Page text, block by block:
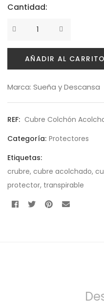
Cantidad:
Cantidad
AÑADIR AL CARRITO
Marca: Sueña y Descansa
REF: Cubre Colchón
Categoría: Protectores
Etiquetas:
crubre, cubre acolchado,
protector, transpirable